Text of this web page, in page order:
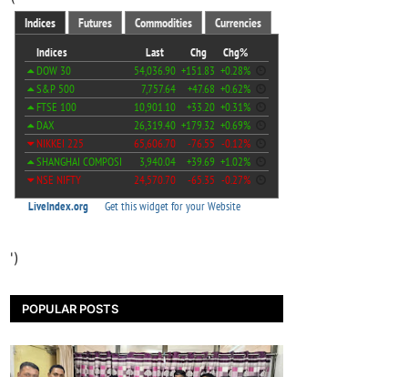
')
POPULAR POSTS